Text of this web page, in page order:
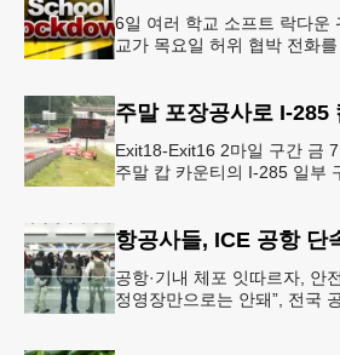
6일 여러 학교 소프트 락다운
교가 목요일 허위 협박 전화
Exit18-Exit16 2마일 구간 금
주말 캅 카운티의 I-285 일부
공항·기내 체포 잇따르자, 안
정영장만으로는 안돼”, 전국